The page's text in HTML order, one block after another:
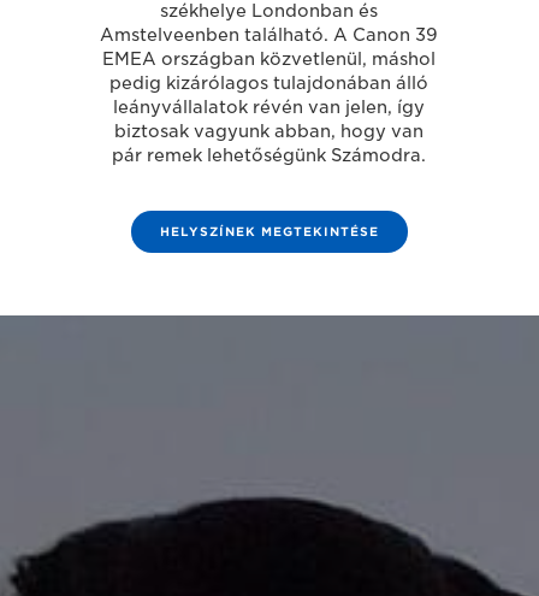
székhelye Londonban és
Amstelveenben található. A Canon 39
EMEA országban közvetlenül, máshol
pedig kizárólagos tulajdonában álló
leányvállalatok révén van jelen, így
biztosak vagyunk abban, hogy van
pár remek lehetőségünk Számodra.
HELYSZÍNEK MEGTEKINTÉSE